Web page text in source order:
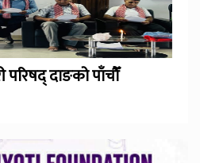
परिषद् दाङको पाँचौँ